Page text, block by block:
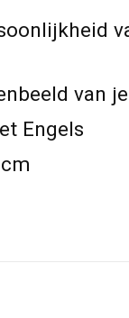
van
Engels